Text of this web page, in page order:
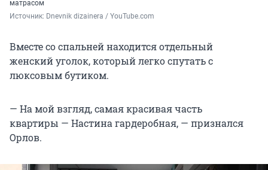
матрасом
Источник: Dnevnik dizainera / YouTube.com
Вместе со спальней находится отдельный
женский уголок, который легко спутать с
люксовым бутиком.
— На мой взгляд, самая красивая часть
квартиры — Настина гардеробная, — признался
Орлов.